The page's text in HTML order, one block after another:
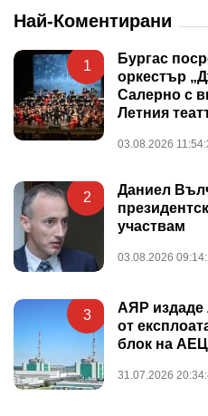
Най-Коментирани
1
Бургас
оркестър
Салерно с
Летния
03.08.2026
2
Даниел
участвам
03.08.2026
3
АЯР издаде
от
блок на
31.07.2026